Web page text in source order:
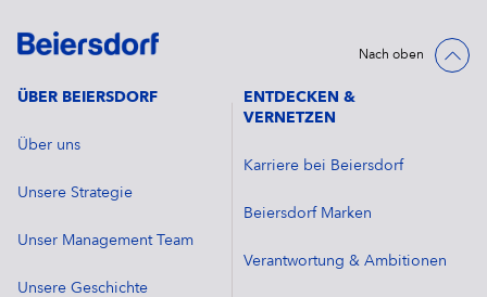
Nach oben
ÜBER BEIERSDORF
Über uns
Unsere Strategie
Unser Management Team
Unsere Geschichte
ENTDECKEN &
VERNETZEN
Karriere bei Beiersdorf
Beiersdorf Marken
Verantwortung & Ambitionen